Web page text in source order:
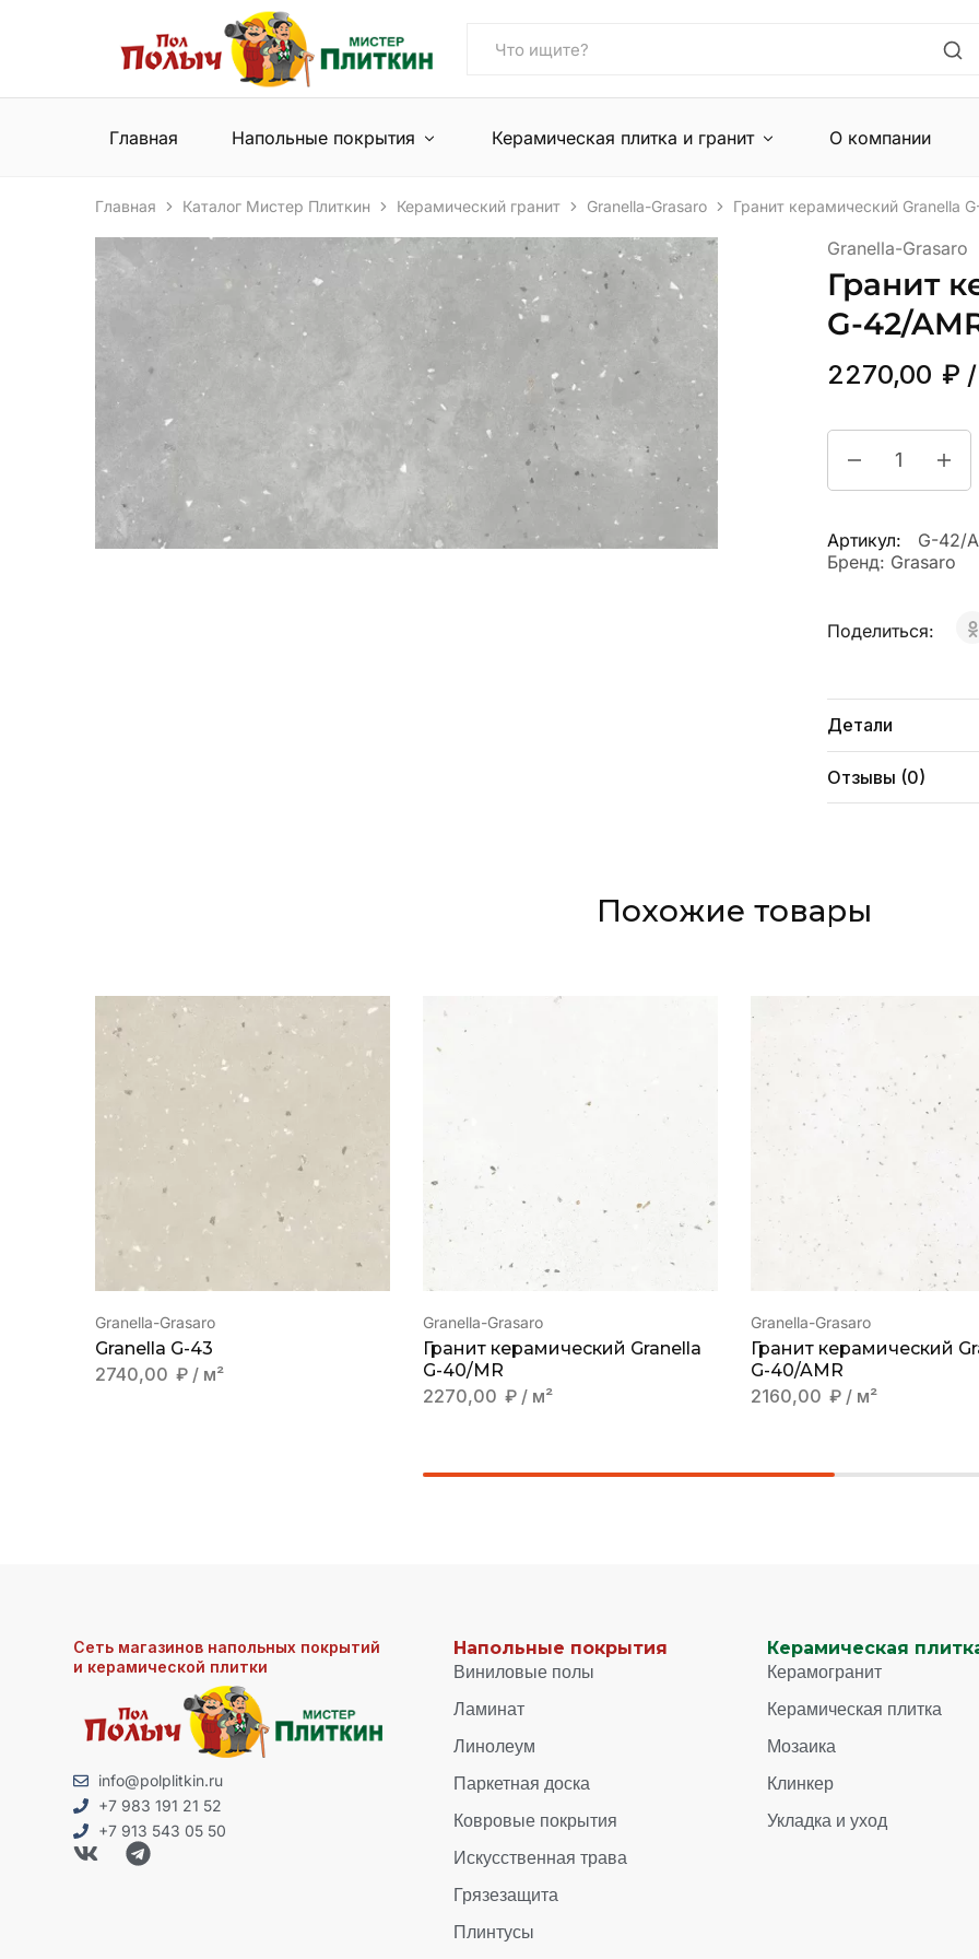
Пол
Полыч
Плиткин
Сеть
магазинов
и
керамической
Главная Напольные покрытия Керамическая плитка и гранит О компании
Главная Каталог Мистер Плиткин Керамический гранит Granella-Grasaro Гранит керамический Granella
Granella-Grasaro
Гранит
G-42/
2270,00 ₽
Артикул:
G-42/
Бренд: Grasaro
Поделиться:
Детали
Отзывы (0)
Похожие товары
Granella-Grasaro
Granella G-43
2740,00 ₽ / м²
Granella-Grasaro
Гранит керамический Granella
G-40/MR
2270,00 ₽ / м²
Granella-Grasaro
Гранит керамический
G-40/AMR
2160,00 ₽ / м²
Сеть магазинов напольных покрытий
и керамической плитки
info@polplitkin.ru
+7 983 191 21 52
+7 913 543 05 50
Напольные покрытия
Виниловые полы
Ламинат
Линолеум
Паркетная доска
Ковровые покрытия
Искусственная трава
Грязезащита
Плинтусы
Керамическая
Керамогранит
Керамическая плитка
Мозаика
Клинкер
Укладка и уход